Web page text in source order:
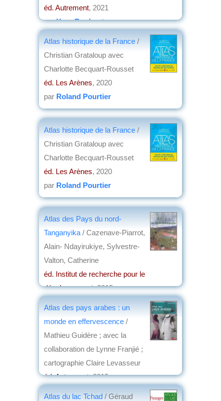
éd. Autrement, 2021
parYves Boulvert
Atlas historique de la France /
Christian Grataloup avec
Charlotte Becquart-Rousset
éd. Les Arènes, 2020
par Roland Pourtier
Atlas historique de la France /
Christian Grataloup avec
Charlotte Becquart-Rousset
éd. Les Arènes, 2020
par Roland Pourtier
Atlas des Pays du nord-
Tanganyika / Cazenave-Piarrot,
Alain- Ndayirukiye, Sylvestre-
Valton, Catherine
éd. Institut de recherche pour le
développement, 2015
Atlas des pays arabes : un
monde en effervescence /
Mathieu Guidère ; avec la
collaboration de Lynne Franjié ;
cartographie Claire Levasseur
éd. Autrement, 2015
Atlas du lac Tchad / Géraud